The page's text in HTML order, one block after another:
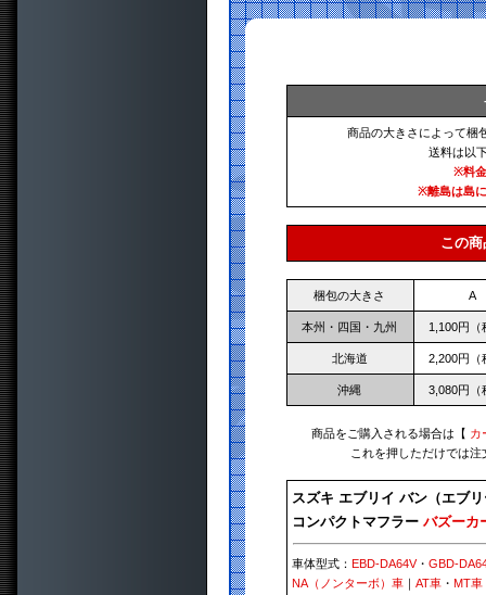
商品の大きさによって梱
送料は以
※料
※離島は島
この
梱包の大きさ A
本州・四国・九州 1,100円（
北海道 2,200円（
沖縄 3,080円（
商品をご購入される場合は【 カ
これを押しただけでは
スズキ エブリイ バン（エブ
コンパクトマフラーバズーカ
車体型式：EBD-DA64V・GBD-
NA（ノンターボ）車 ｜AT車 ・MT車